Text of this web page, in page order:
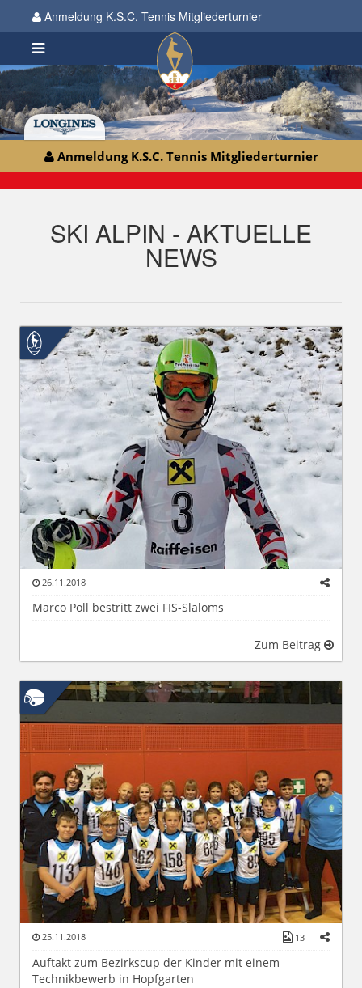
Anmeldung K.S.C. Tennis Mitgliederturnier
Anmeldung K.S.C. Tennis Mitgliederturnier
SKI ALPIN - AKTUELLE
NEWS
26.11.2018
Marco Pöll bestritt zwei FIS-Slaloms
Zum Beitrag
25.11.2018 13
Auftakt zum Bezirkscup der Kinder mit einem
Technikbewerb in Hopfgarten